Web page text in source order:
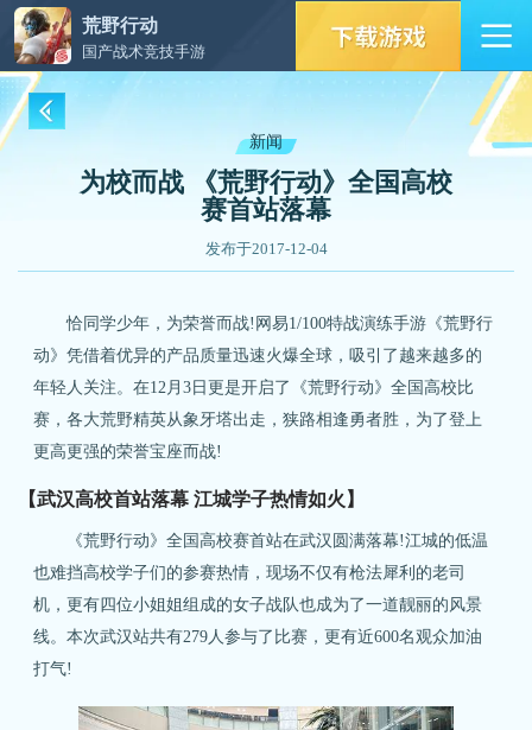
新闻
为校而战 《荒野行动》全国高校
赛首站落幕
发布于2017-12-04
恰同学少年，为荣誉而战!网易1/100特战演练手游《荒野行
动》凭借着优异的产品质量迅速火爆全球，吸引了越来越多的
年轻人关注。在12月3日更是开启了《荒野行动》全国高校比
赛，各大荒野精英从象牙塔出走，狭路相逢勇者胜，为了登上
更高更强的荣誉宝座而战!
【武汉高校首站落幕 江城学子热情如火】
《荒野行动》全国高校赛首站在武汉圆满落幕!江城的低温
也难挡高校学子们的参赛热情，现场不仅有枪法犀利的老司
机，更有四位小姐姐组成的女子战队也成为了一道靓丽的风景
线。本次武汉站共有279人参与了比赛，更有近600名观众加油
打气!
荒野行动
国产战术竞技手游